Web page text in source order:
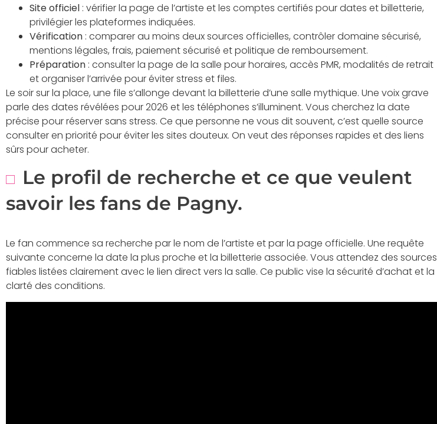
Site officiel : vérifier la page de l’artiste et les comptes certifiés pour dates et billetterie,
privilégier les plateformes indiquées.
Vérification : comparer au moins deux sources officielles, contrôler domaine sécurisé,
mentions légales, frais, paiement sécurisé et politique de remboursement.
Préparation : consulter la page de la salle pour horaires, accès PMR, modalités de retrait
et organiser l’arrivée pour éviter stress et files.
Le soir sur la place, une file s’allonge devant la billetterie d’une salle mythique. Une voix grave
parle des dates révélées pour 2026 et les téléphones s’illuminent. Vous cherchez la date
précise pour réserver sans stress. Ce que personne ne vous dit souvent, c’est quelle source
consulter en priorité pour éviter les sites douteux. On veut des réponses rapides et des liens
sûrs pour acheter.
Le profil de recherche et ce que veulent
savoir les fans de Pagny.
Le fan commence sa recherche par le nom de l’artiste et par la page officielle. Une requête
suivante concerne la date la plus proche et la billetterie associée. Vous attendez des sources
fiables listées clairement avec le lien direct vers la salle. Ce public vise la sécurité d’achat et la
clarté des conditions.